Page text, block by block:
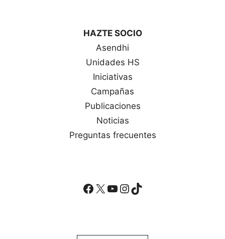
HAZTE SOCIO
Asendhi
Unidades HS
Iniciativas
Campañas
Publicaciones
Noticias
Preguntas frecuentes
Facebook
X YouTube
Instagram
TikTok